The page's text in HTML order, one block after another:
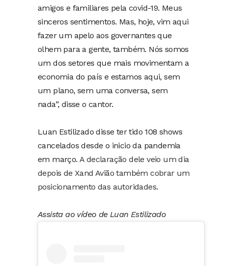
amigos e familiares pela covid-19. Meus
sinceros sentimentos. Mas, hoje, vim aqui
fazer um apelo aos governantes que
olhem para a gente, também. Nós somos
um dos setores que mais movimentam a
economia do país e estamos aqui, sem
um plano, sem uma conversa, sem
nada”, disse o cantor.
Luan Estilizado disse ter tido 108 shows
cancelados desde o inicio da pandemia
em março.A declaração dele veio um dia
depois de Xand Avião também cobrar um
posicionamento das autoridades.
Assista ao vídeo de Luan Estilizado